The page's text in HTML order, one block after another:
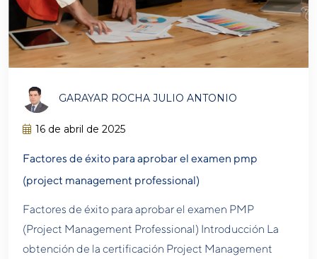
GARAYAR ROCHA JULIO ANTONIO
16 de abril de 2025
Factores de éxito para aprobar el examen pmp
(project management professional)
Factores de éxito para aprobar el examen PMP
(Project Management Professional) Introducción La
obtención de la certificación Project Management